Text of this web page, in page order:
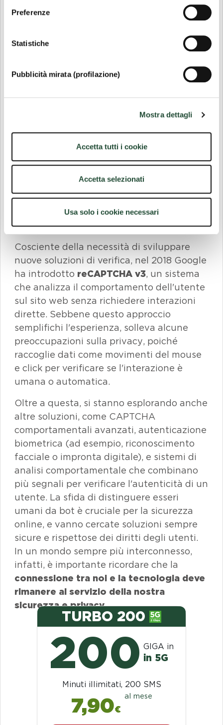
Preferenze
Statistiche
Pubblicità mirata (profilazione)
Mostra dettagli
Accetta tutti i cookie
Accetta selezionati
Usa solo i cookie necessari
delle soluzioni per contrastare questo
reCAPTCHA: verso il futuro
della sicurezza online
Cosciente della necessità di sviluppare
nuove soluzioni di verifica, nel 2018 Google
ha introdotto reCAPTCHA v3, un sistema
che analizza il comportamento dell'utente
sul sito web senza richiedere interazioni
dirette. Sebbene questo approccio
semplifichi l'esperienza, solleva alcune
preoccupazioni sulla privacy, poiché
raccoglie dati come movimenti del mouse
e click per verificare se l'interazione è
umana o automatica.
Oltre a questa, si stanno esplorando anche
altre soluzioni, come CAPTCHA
comportamentali avanzati, autenticazione
biometrica (ad esempio, riconoscimento
facciale o impronta digitale), e sistemi di
analisi comportamentale che combinano
più segnali per verificare l'autenticità di un
utente. La sfida di distinguere esseri
umani da bot è cruciale per la sicurezza
online, e vanno cercate soluzioni sempre
sicure e rispettose dei diritti degli utenti.
In un mondo sempre più interconnesso,
infatti, è importante ricordare che la
connessione tra noi e la tecnologia deve
rimanere al servizio della nostra
sicurezza eprivacy.
TURBO 200
200 GIGA in
in 5G
Minuti illimitati, 200 SMS
7,90€
al mese